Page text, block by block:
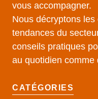
vous accompagner.
Nous décryptons
tendances du
conseils pratiques
au quotidien comme
CATÉGORIES